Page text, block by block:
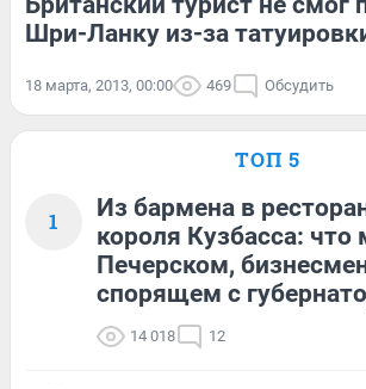
Шри-Ланку из-за
18 марта, 2013, 00:00 469 Обсудить
ТОП 5
1
Из бармена в
короля Кузбасса:
Печерском,
спорящем с
14 018 12